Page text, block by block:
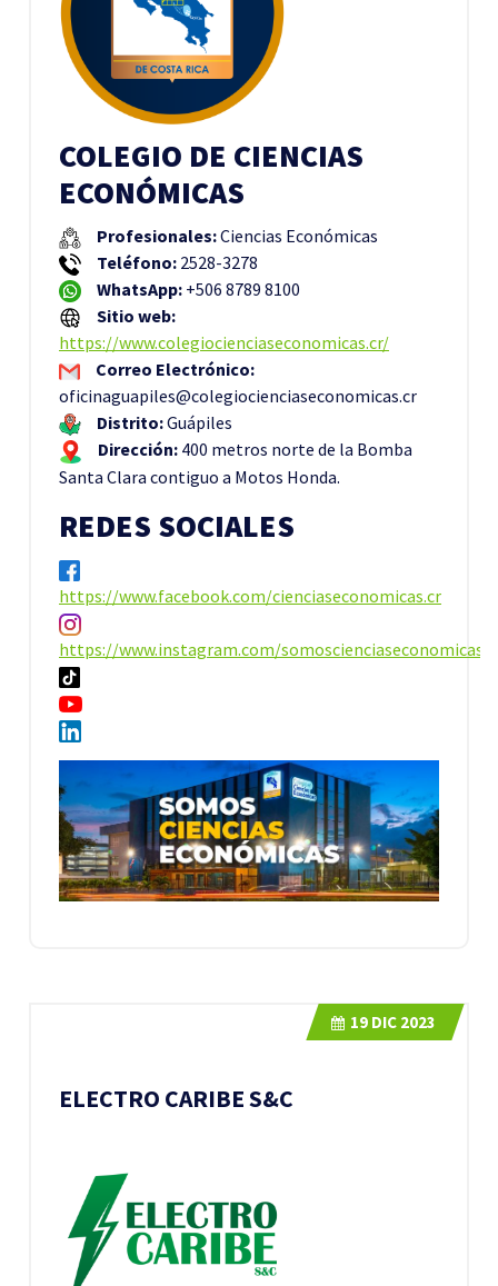
COLEGIO DE CIENCIAS
ECONÓMICAS
Profesionales:Ciencias Económicas
Teléfono: 2528-3278
WhatsApp: +506 8789 8100
Sitio web:
https://www.colegiocienciaseconomicas.cr/
Correo Electrónico:
oficinaguapiles@colegiocienciaseconomicas.cr
Distrito:Guápiles
Dirección: 400 metros norte de la Bomba
Santa Clara contiguo a Motos Honda.
REDES SOCIALES
https://www.facebook.com/cienciaseconomicas.cr
https://www.instagram.com/somoscienciaseconomicas/
ELECTRO CARIBE S&C
19 DIC 2023